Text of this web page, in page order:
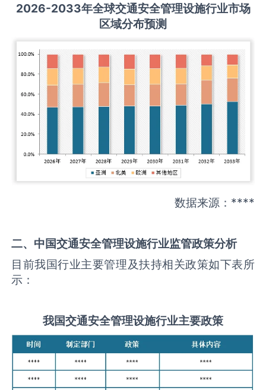
2026-2033年全球交通安全管理设施行业市场
区域分布预测
数据来源：****
二、中国交通安全管理设施行业监管政策分析
目前我国行业主要管理及扶持相关政策如下表所
示：
我国交通安全管理设施行业主要政策